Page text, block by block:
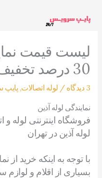
لیست قیمت
30 درصد تخفیف
3 دیدگاه / لوله اتصالات,
نمایندگی لوله آذین
فروشگاه اینترنتی لوله
لوله آذین در تهران
با توجه به اینکه خرید از
بسیاری از اقلام و